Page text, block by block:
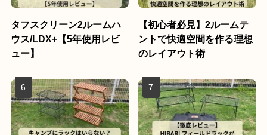
タフスクリーン2ルームハ
ウス/LDX+【5年使用レビ
ュー】
【初心者必見】2ルームテ
ントで快適空間を作る理想
のレイアウト術